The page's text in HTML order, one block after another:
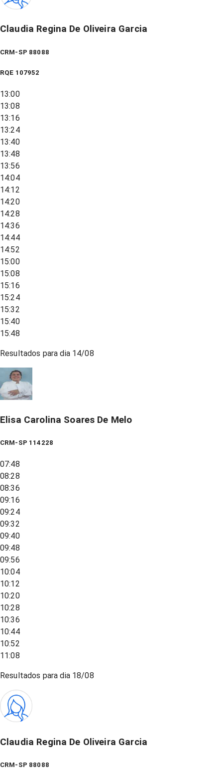
Claudia Regina De Oliveira Garcia
CRM-SP 88088
RQE 107952
13:00
13:08
13:16
13:24
13:40
13:48
13:56
14:04
14:12
14:20
14:28
14:36
14:44
14:52
15:00
15:08
15:16
15:24
15:32
15:40
15:48
Resultados para dia 14/08
Elisa Carolina Soares De Melo
CRM-SP 114228
07:48
08:28
08:36
09:16
09:24
09:32
09:40
09:48
09:56
10:04
10:12
10:20
10:28
10:36
10:44
10:52
11:08
Resultados para dia 18/08
Claudia Regina De Oliveira Garcia
CRM-SP 88088